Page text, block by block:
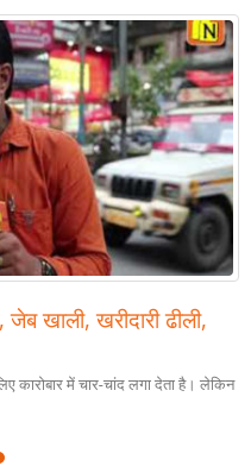
जेब खाली, खरीदारी ढीली,
कारोबार में चार-चांद लगा देता है। लेकिन